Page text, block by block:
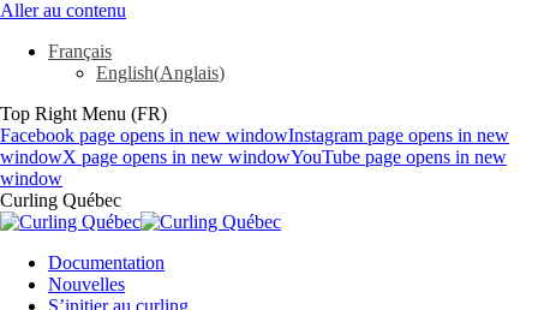
Aller au contenu
Français
English(Anglais)
Top Right Menu (FR)
Facebook page opens in new windowInstagram page opens in new
windowX page opens in new windowYouTube page opens in new
window
Curling Québec
Documentation
Nouvelles
S’initier au curling